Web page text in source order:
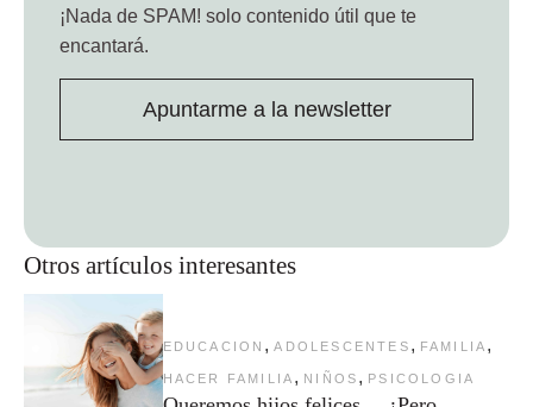
Otros artículos interesantes
EDUCACION , ADOLESCENTES , FAMILIA ,
HACER FAMILIA , NIÑOS , PSICOLOGIA
¡Nada de SPAM! solo contenido útil que te
encantará.
Apuntarme a la newsletter